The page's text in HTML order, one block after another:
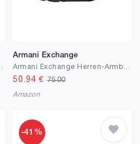
Armani Exchange
50.94 € 75.00
Amazon
-41%